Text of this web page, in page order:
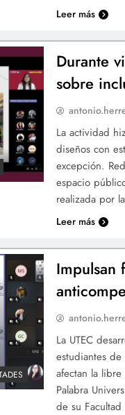
Leer más
Durante
sobre
La actividad
diseños con
excepción.
espacio
realizada por
Leer más
Impulsan
La UTEC
estudiantes
afectan la libre
Palabra
de su